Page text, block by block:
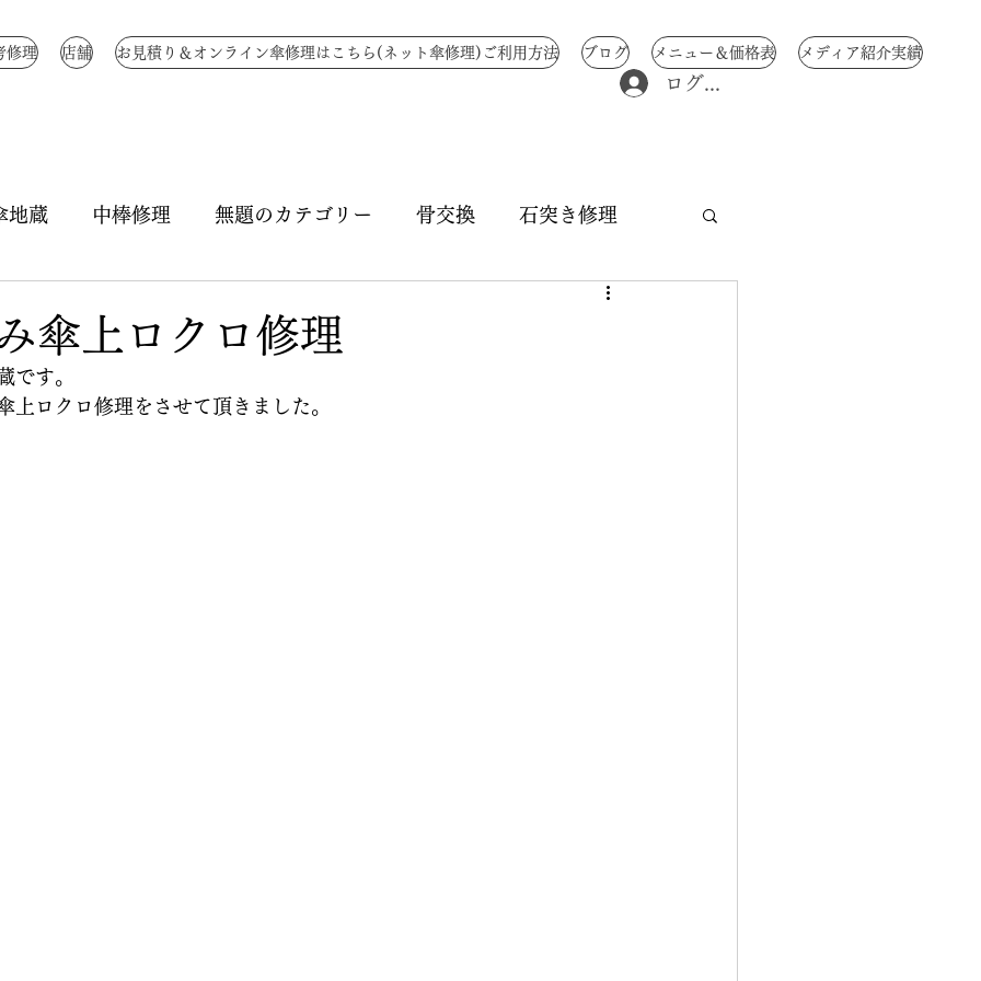
修理 店舗 お見積り＆オンライン傘修理はこちら(ネット傘修理)ご利用方法 ブログ メニュー＆価格表 メディア紹介実績
ログイン
地蔵 中棒修理 無題のカテゴリー 骨交換 石突き修理
中骨修理
トメ修理
傘上ロクロ修理
です。
上ロクロ修理をさせて頂きました。